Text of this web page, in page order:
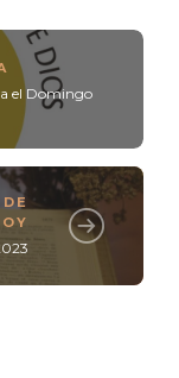
el Domingo